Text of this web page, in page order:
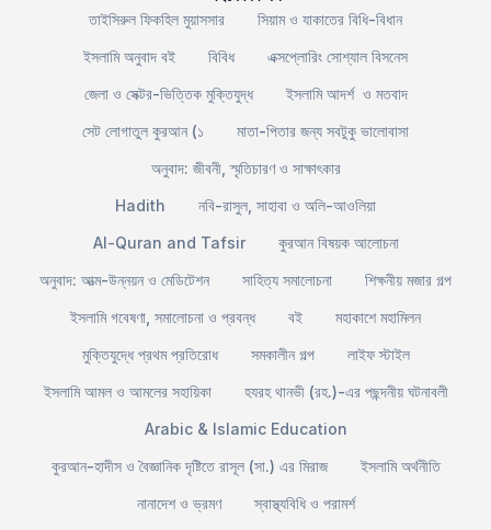
তাইসিরুল ফিকহিল মুয়াসসার
সিয়াম ও যাকাতের বিধি-বিধান
ইসলামি অনুবাদ বই
বিবিধ
এক্সপ্লোরিং সোশ্যাল বিসনেস
জেলা ও সেক্টর-ভিত্তিক মুক্তিযুদ্ধ
ইসলামি আদর্শ ও মতবাদ
সেট লোগাতুল কুরআন (১
মাতা-পিতার জন্য সবটুকু ভালোবাসা
অনুবাদ: জীবনী, স্মৃতিচারণ ও সাক্ষাৎকার
Hadith
নবি-রাসুল, সাহাবা ও অলি-আওলিয়া
Al-Quran and Tafsir
কুরআন বিষয়ক আলোচনা
অনুবাদ: আত্ম-উন্নয়ন ও মেডিটেশন
সাহিত্য সমালোচনা
শিক্ষনীয় মজার গল্প
ইসলামি গবেষণা, সমালোচনা ও প্রবন্ধ
বই
মহাকাশে মহামিলন
মুক্তিযুদ্ধে প্রথম প্রতিরোধ
সমকালীন গল্প
লাইফ স্টাইল
ইসলামি আমল ও আমলের সহায়িকা
হযরহ থানভী (রহ.)-এর পছন্দনীয় ঘটনাবলী
Arabic & Islamic Education
কুরআন-হাদীস ও বৈজ্ঞানিক দৃষ্টিতে রাসূল (সা.) এর মিরাজ
ইসলামি অর্থনীতি
নানাদেশ ও ভ্রমণ
স্বাস্থ্যবিধি ও পরামর্শ